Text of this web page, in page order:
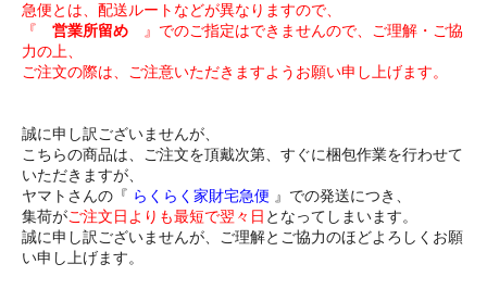
急便とは、配送ルートなどが異なりますので、
『 営業所留め
』でのご指定はできませんので、ご理解・ご協
力の上、
ご注文の際は、ご注意いただきますようお願い申し上げます。
誠に申し訳ございませんが、
こちらの商品は、ご注文を頂戴次第、すぐに梱包作業を行わせて
いただきますが、
ヤマトさんの『 らくらく家財宅急便 』での発送につき、
集荷がご注文日よりも最短で翌々日 となってしまいます。
誠に申し訳ございませんが、ご理解とご協力のほどよろしくお願
い申し上げます。